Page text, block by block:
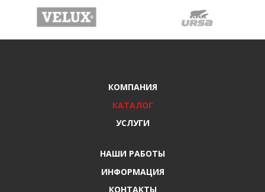
КОМПАНИЯ
КАТАЛОГ
УСЛУГИ
НАШИ РАБОТЫ
ИНФОРМАЦИЯ
КОНТАКТЫ